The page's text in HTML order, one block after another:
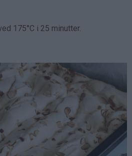
175°C i 25 minutter.